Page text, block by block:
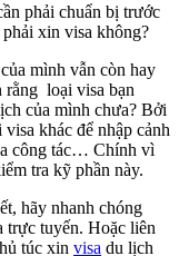
phải chuẩn bị trước
xin visa không?
mình vẫn còn hay
rằng loại visa bạn
của mình chưa? Bởi
khác để nhập cảnh
công tác… Chính vì
tra kỹ phần này.
hãy nhanh chóng
trực tuyến. Hoặc liên
túc xin visa du lịch